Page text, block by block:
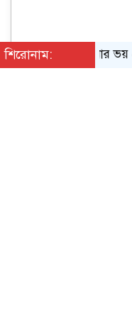
শিরোনাম:
যাবে, আটকানোর ভয় নেই